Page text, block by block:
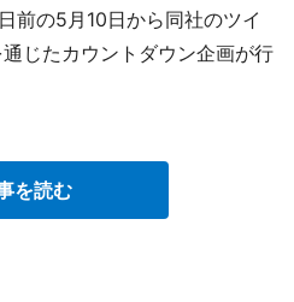
前の5月10日から同社のツイ
じたカウントダウン企画が行
を読む